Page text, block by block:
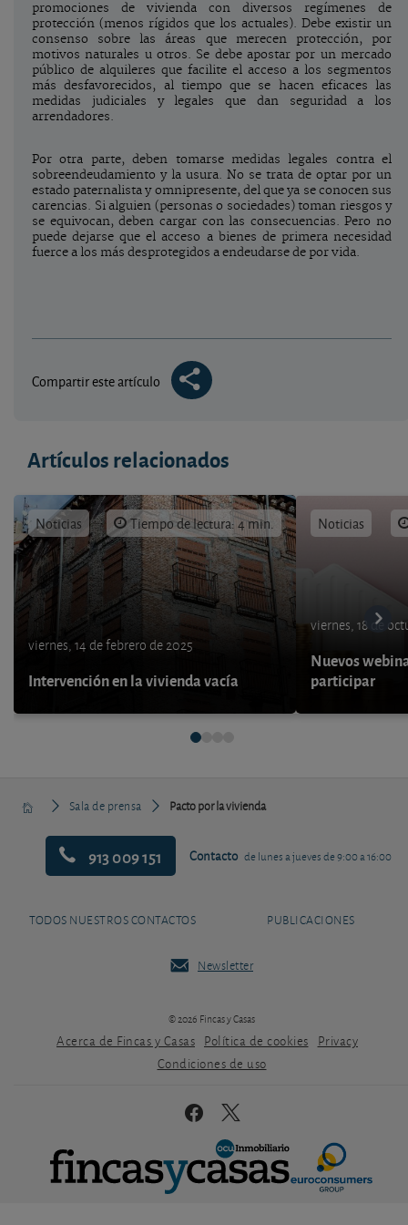
promociones de vivienda con diversos regímenes de
protección (menos rígidos que los actuales). Debe existir un
consenso sobre las áreas que merecen protección, por
motivos naturales u otros. Se debe apostar por un mercado
público de alquileres que facilite el acceso a los segmentos
más desfavorecidos, al tiempo que se hacen eficaces las
medidas judiciales y legales que dan seguridad a los
arrendadores.
Por otra parte, deben tomarse medidas legales contra el
sobreendeudamiento y la usura. No se trata de optar por un
estado paternalista y omnipresente, del que ya se conocen sus
carencias. Si alguien (personas o sociedades) toman riesgos y
se equivocan, deben cargar con las consecuencias. Pero no
puede dejarse que el acceso a bienes de primera necesidad
fuerce a los más desprotegidos a endeudarse de por vida.
Compartir este artículo
Artículos relacionados
Noticias Tiempo de lectura: 4 min.
viernes, 14 de febrero de 2025
Intervención en la vivienda vacía
Noticias
viernes, 18 de
Nuevos
participar
Sala de prensa Pacto por la vivienda
913 009 151 Contacto de lunes a jueves de 9:00 a 16:00
TODOS NUESTROS CONTACTOS PUBLICACIONES
Newsletter
© 2026 Fincas y Casas
Acerca de Fincas y Casas Política de cookies
Privacy
Condiciones de uso